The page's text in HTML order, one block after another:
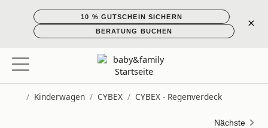
10 % GUTSCHEIN SICHERN
BERATUNG BUCHEN
×
/ Kinderwagen / CYBEX / CYBEX - Regenverdeck
Nächste